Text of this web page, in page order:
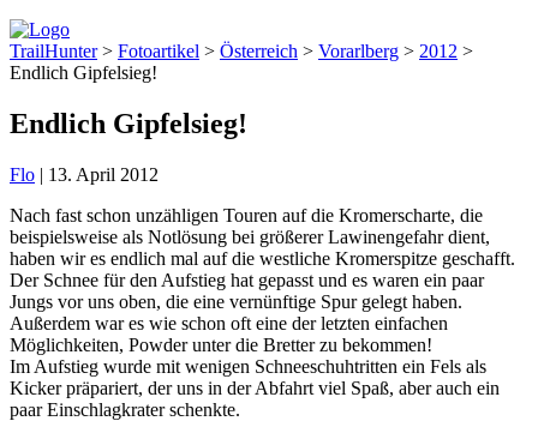
TrailHunter> Fotoartikel > Österreich > Vorarlberg > 2012 >
Endlich Gipfelsieg!
Endlich Gipfelsieg!
Flo | 13. April 2012
Nach fast schon unzähligen Touren auf die Kromerscharte, die
beispielsweise als Notlösung bei größerer Lawinengefahr dient,
haben wir es endlich mal auf die westliche Kromerspitze geschafft.
Der Schnee für den Aufstieg hat gepasst und es waren ein paar
Jungs vor uns oben, die eine vernünftige Spur gelegt haben.
Außerdem war es wie schon oft eine der letzten einfachen
Möglichkeiten, Powder unter die Bretter zu bekommen!
Im Aufstieg wurde mit wenigen Schneeschuhtritten ein Fels als
Kicker präpariert, der uns in der Abfahrt viel Spaß, aber auch ein
paar Einschlagkrater schenkte.